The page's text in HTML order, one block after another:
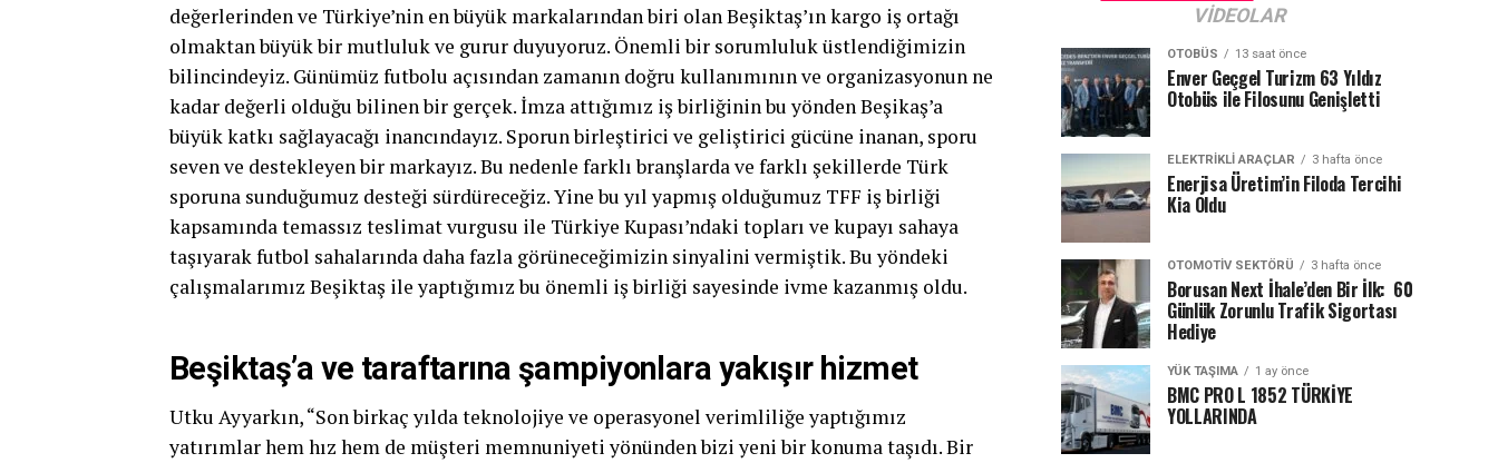
değerlerinden ve Türkiye’nin en büyük markalarından biri olan Beşiktaş’ın kargo iş ortağı
olmaktan büyük bir mutluluk ve gurur duyuyoruz. Önemli bir sorumluluk üstlendiğimizin
bilincindeyiz. Günümüz futbolu açısından zamanın doğru kullanımının ve organizasyonun ne
kadar değerli olduğu bilinen bir gerçek. İmza attığımız iş birliğinin bu yönden Beşikaş’a
büyük katkı sağlayacağı inancındayız. Sporun birleştirici ve geliştirici gücüne inanan, sporu
seven ve destekleyen bir markayız. Bu nedenle farklı branşlarda ve farklı şekillerde Türk
sporuna sunduğumuz desteği sürdüreceğiz. Yine bu yıl yapmış olduğumuz TFF iş birliği
kapsamında temassız teslimat vurgusu ile Türkiye Kupası’ndaki topları ve kupayı sahaya
taşıyarak futbol sahalarında daha fazla görüneceğimizin sinyalini vermiştik. Bu yöndeki
çalışmalarımız Beşiktaş ile yaptığımız bu önemli iş birliği sayesinde ivme kazanmış oldu.
Beşiktaş’a ve taraftarına şampiyonlara yakışır hizmet
Utku Ayyarkın, “Son birkaç yılda teknolojiye ve operasyonel verimliliğe yaptığımız
yatırımlar hem hız hem de müşteri memnuniyeti yönünden bizi yeni bir konuma taşıdı. Bir
VIDEOLAR
OTOBÜS 13 saat önce
Enver Geçgel Turizm 63 Yıldız
Otobüs ile Filosunu Genişletti
ELEKTRIKLI ARAÇLAR 3 hafta önce
Enerjisa Üretim’in Filoda Tercihi
Kia Oldu
OTOMOTIV SEKTÖRÜ 3 hafta önce
Borusan Next İhale’den Bir İlk: 60
Günlük Zorunlu Trafik Sigortası
Hediye
YÜK TAŞIMA 1 ay önce
BMC PRO L 1852 TÜRKİYE
YOLLARINDA